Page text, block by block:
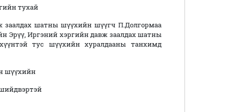
тухай
шатны шүүхийн шүүгч П.Долгормаа
Эрүү, Иргэний хэргийн давж заалдах шатны
тус шүүхийн хуралдааны танхимд
шүүхийн
шийдвэртэй